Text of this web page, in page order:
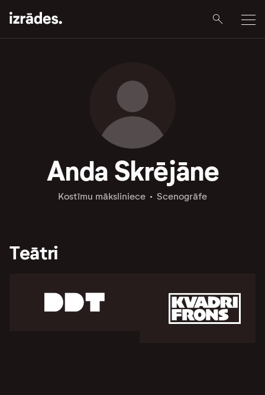
Anda Skrējāne
Kostīmu māksliniece Scenogrāfe
Teātri